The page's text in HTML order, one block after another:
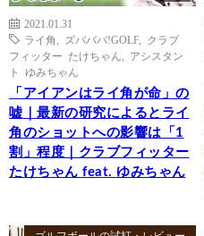
2021.01.31
ライ角
ズバババ!GOLF, クラブ
フィッター たけちゃん
アシスタン
ト ゆみちゃん
「アイアンはライ角が命」の
嘘｜最新の研究によるとライ
角のショットへの影響は「1
割」程度｜クラブフィッター
たけちゃん feat. ゆみちゃん